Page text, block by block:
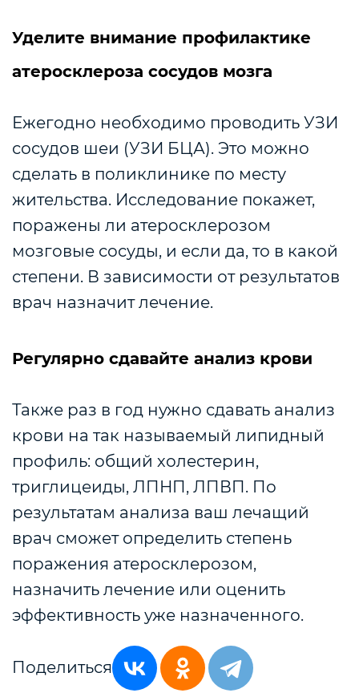
Уделите внимание профилактике
атеросклероза сосудов мозга
Ежегодно необходимо проводить УЗИ
сосудов шеи (УЗИ БЦА). Это можно
сделать в поликлинике по месту
жительства. Исследование покажет,
поражены ли атеросклерозом
мозговые сосуды, и если да, то в какой
степени. В зависимости от результатов
врач назначит лечение.
Регулярно сдавайте анализ крови
Также раз в год нужно сдавать анализ
крови на так называемый липидный
профиль: общий холестерин,
триглицеиды, ЛПНП, ЛПВП. По
результатам анализа ваш лечащий
врач сможет определить степень
поражения атеросклерозом,
назначить лечение или оценить
эффективность уже назначенного.
Поделиться